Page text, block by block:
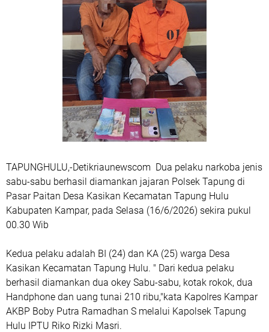
TAPUNGHULU,-Detikriaunewscom Dua pelaku narkoba jenis
sabu-sabu berhasil diamankan jajaran Polsek Tapung di
Pasar Paitan Desa Kasikan Kecamatan Tapung Hulu
Kabupaten Kampar, pada Selasa (16/6/2026) sekira pukul
00.30 Wib
Kedua pelaku adalah BI (24) dan KA (25) warga Desa
Kasikan Kecamatan Tapung Hulu. " Dari kedua pelaku
berhasil diamankan dua okey Sabu-sabu, kotak rokok, dua
Handphone dan uang tunai 210 ribu,"kata Kapolres Kampar
AKBP Boby Putra Ramadhan S melalui Kapolsek Tapung
Hulu IPTU Riko Rizki Masri.